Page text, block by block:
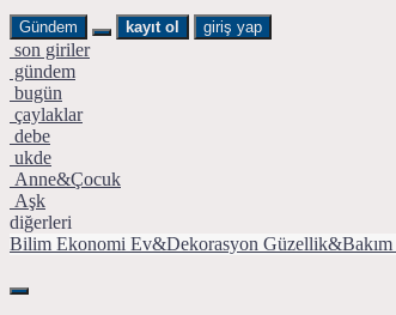
Gündem kayıt ol giriş yap
son giriler
gündem
bugün
çaylaklar
debe
ukde
Anne&Çocuk
Aşk
diğerleri
Bilim Ekonomi Ev&Dekorasyon Güzellik&Bakım